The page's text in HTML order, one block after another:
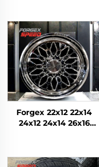
Forgex 22x12 22x14
24x12 24x14 26x16
8x180 8x6.5 6x5.5 5x5